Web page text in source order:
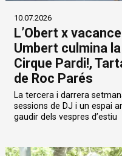
10.07.2026
L’Obert x
Umbert culmina
Cirque Pardi!,
de Roc Parés
La tercera i darrera
sessions de DJ i un espai
gaudir dels vespres d’estiu